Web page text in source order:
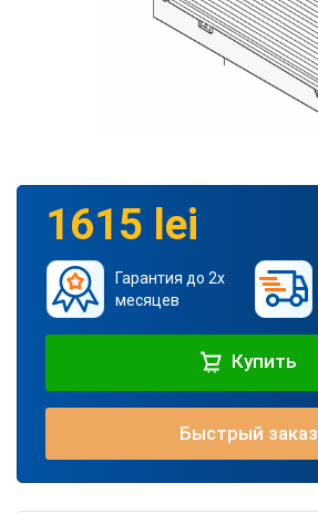
1615 lei
Гарантия до 2х
месяцев
Купить
Быстрый заказ